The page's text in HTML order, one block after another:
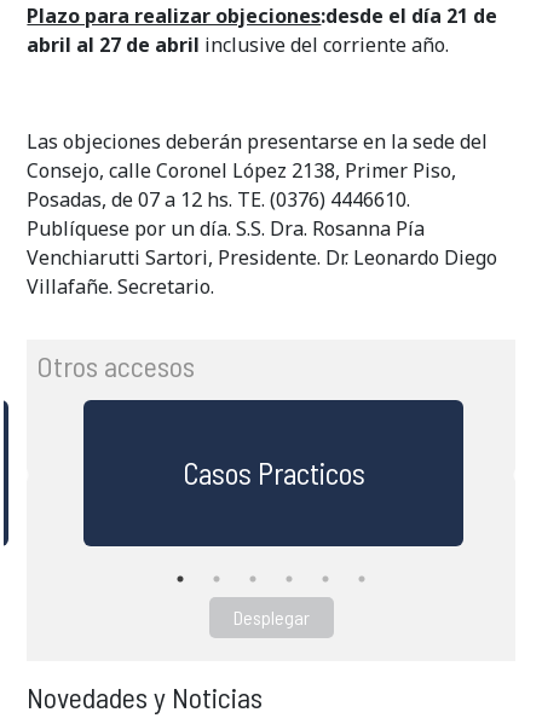
Plazo para realizar objeciones:desde el día 21 de
abril al 27 de abril inclusive del corriente año.
Las objeciones deberán presentarse en la sede del
Consejo, calle Coronel López 2138, Primer Piso,
Posadas, de 07 a 12 hs. TE. (0376) 4446610.
Publíquese por un día. S.S. Dra. Rosanna Pía
Venchiarutti Sartori, Presidente. Dr. Leonardo Diego
Villafañe. Secretario.
Otros accesos
Casos Practicos
Desplegar
Novedades y Noticias